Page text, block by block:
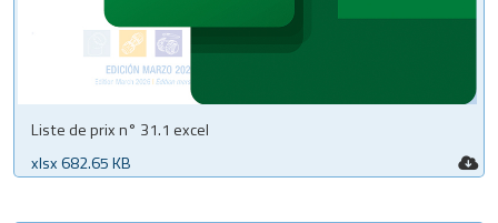
Liste de prix n° 31.1 excel
xlsx 682.65 KB